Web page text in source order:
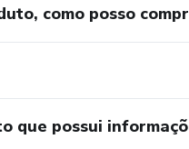
como posso
que possui